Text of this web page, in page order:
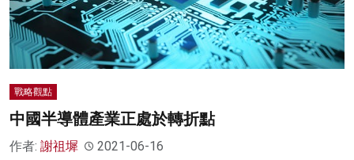
戰略觀點
中國半導體產業正處於轉折點
作者: 謝祖墀 2021-06-16